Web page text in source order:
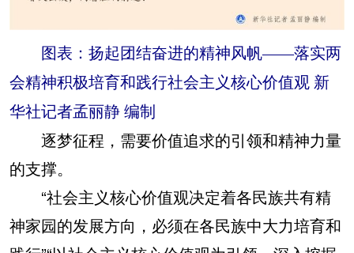
图表：扬起团结奋进的精神风帆——落实两
会精神积极培育和践行社会主义核心价值观 新
华社记者孟丽静 编制
逐梦征程，需要价值追求的引领和精神力量
的支撑。
“社会主义核心价值观决定着各民族共有精
神家园的发展方向，必须在各民族中大力培育和